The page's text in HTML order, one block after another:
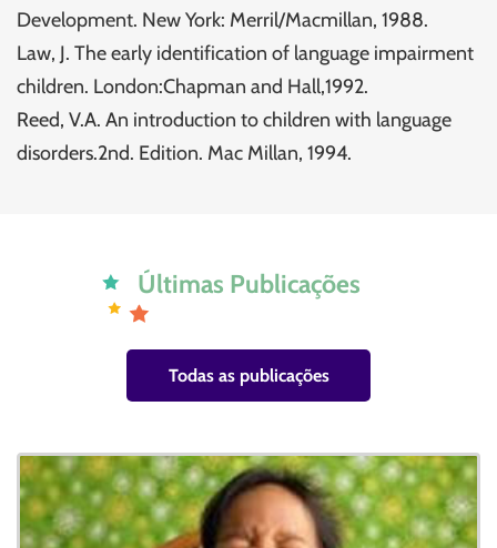
Development. New York: Merril/Macmillan, 1988.
Law, J. The early identification of language impairment
children. London:Chapman and Hall,1992.
Reed, V.A. An introduction to children with language
disorders.2nd. Edition. Mac Millan, 1994.
Últimas Publicações
Todas as publicações